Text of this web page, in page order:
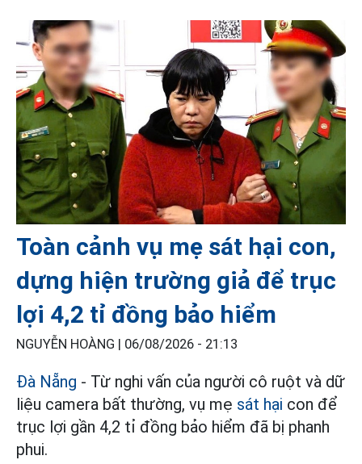
Toàn cảnh vụ mẹ sát hại con,
dựng hiện trường giả để trục
lợi 4,2 tỉ đồng bảo hiểm
NGUYỄN HOÀNG | 06/08/2026 - 21:13
Đà Nẵng - Từ nghi vấn của người cô ruột và dữ
liệu camera bất thường, vụ mẹ sát hại con để
trục lợi gần 4,2 tỉ đồng bảo hiểm đã bị phanh
phui.